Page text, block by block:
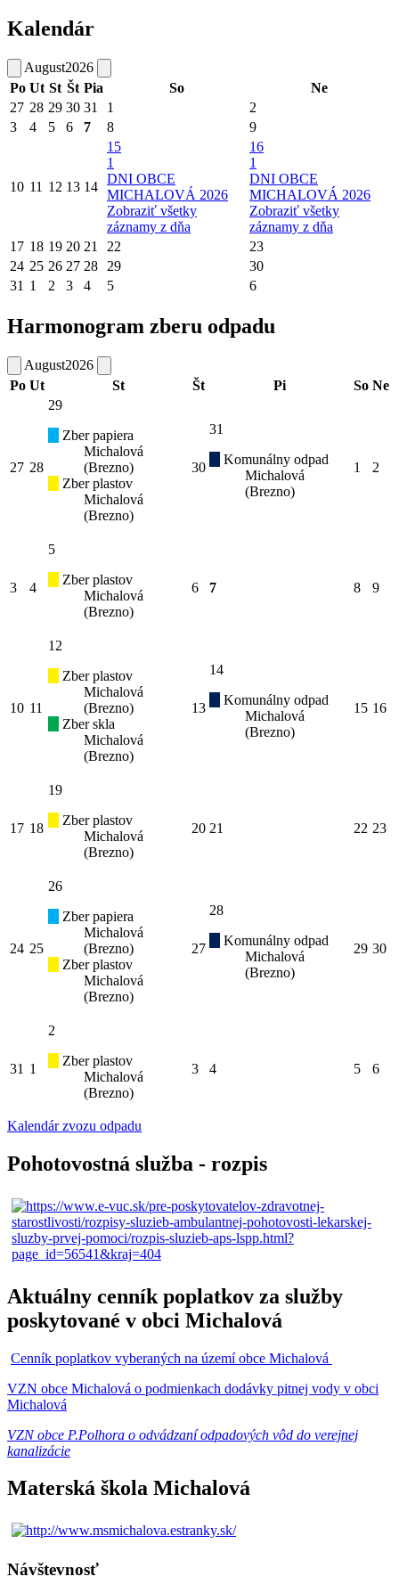
Kalendár
August2026
Po Ut St Št Pia So
Ne
27 28 29 30 31 1
2
3
4 5 6 7 8 9
10 11 12 13 14
15
1
DNI OBCE
MICHALOVÁ 2026
Zobraziť všetky
záznamy z dňa
16
1
DNI OBCE
MICHALOVÁ 2026
Zobraziť všetky
záznamy z dňa
17 18 19 20 21 22
23
24 25 26 27 28 29
30
31 1 2 3 4 5 6
Harmonogram zberu odpadu
August2026
Po Ut St Št Pi So Ne
27 28
29
Zber papiera
Michalová
(Brezno)
Zber plastov
Michalová
(Brezno)
30
31
Komunálny odpad
Michalová
(Brezno)
1 2
3 4
5
Zber plastov
Michalová
(Brezno)
6 7 8 9
10 11
12
Zber plastov
Michalová
(Brezno)
Zber skla
Michalová
(Brezno)
13
14
Komunálny odpad
Michalová
(Brezno)
15 16
17 18
19
Zber plastov
Michalová
(Brezno)
20 21 22 23
24 25
26
Zber papiera
Michalová
(Brezno)
Zber plastov
Michalová
(Brezno)
27
28
Komunálny odpad
Michalová
(Brezno)
29 30
31 1
2
Zber plastov
Michalová
(Brezno)
3 4 5 6
Kalendár zvozu odpadu
Pohotovostná služba - rozpis
Aktuálny cenník poplatkov za služby
poskytované v obci Michalová
Cenník poplatkov vyberaných na území obce Michalová
VZN obce Michalová o podmienkach dodávky pitnej vody v obci
Michalová
VZN obce P.Polhora o odvádzaní odpadových vôd do verejnej
kanalizácie
Materská škola Michalová
Návštevnosť